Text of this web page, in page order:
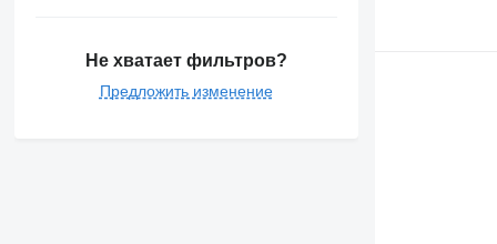
Не хватает фильтров?
Предложить изменение